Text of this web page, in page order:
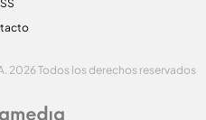
2026 Todos los derechos reservados